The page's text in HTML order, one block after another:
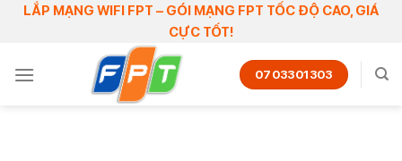
SkipLẮP MẠNG WIFI FPT – GÓI MẠNG FPT TỐC ĐỘ CAO, GIÁ
CỰC TỐT!
0703301303